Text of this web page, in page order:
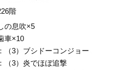
階
の息吹×5
車×10
（3）ブシドーコンジョー
（3）炎でほぼ追撃